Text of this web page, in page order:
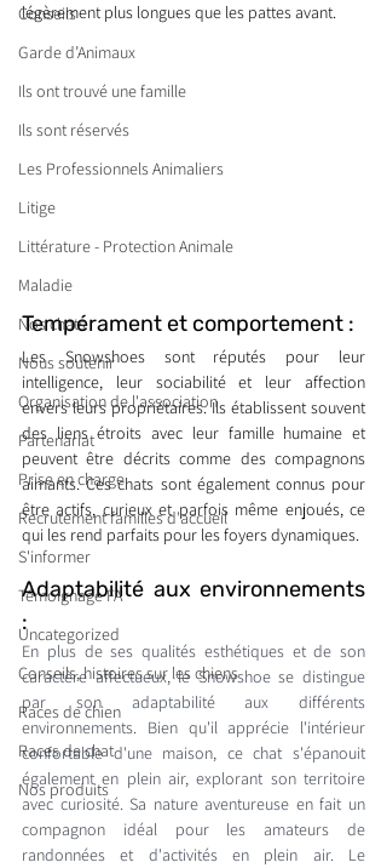
Conseils
Garde d’Animaux
Ils ont trouvé une famille
Ils sont réservés
Les Professionnels Animaliers
Litige
Littérature - Protection Animale
Maladie
Nos chats
Nous soutenir
Organisation de l'association
Partenariat
Prise en charge
Recrutement familles d'accueil
S'informer
Témoignage FA
Uncategorized
Conseils, histoires sur les chiens
Races de chien
Races de chat
Nos produits
légèrement plus longues que les pattes avant.
Tempérament et comportement :
Les Snowshoes sont réputés pour leur
intelligence, leur sociabilité et leur affection
envers leurs propriétaires. Ils établissent souvent
des liens étroits avec leur famille humaine et
peuvent être décrits comme des compagnons
aimants. Ces chats sont également connus pour
être actifs, curieux et parfois même enjoués, ce
qui les rend parfaits pour les foyers dynamiques.
Adaptabilité aux environnements
:
En plus de ses qualités esthétiques et de son
caractère affectueux, le Snowshoe se distingue
par son adaptabilité aux différents
environnements. Bien qu'il apprécie l'intérieur
confortable d'une maison, ce chat s'épanouit
également en plein air, explorant son territoire
avec curiosité. Sa nature aventureuse en fait un
compagnon idéal pour les amateurs de
randonnées et d'activités en plein air. Le